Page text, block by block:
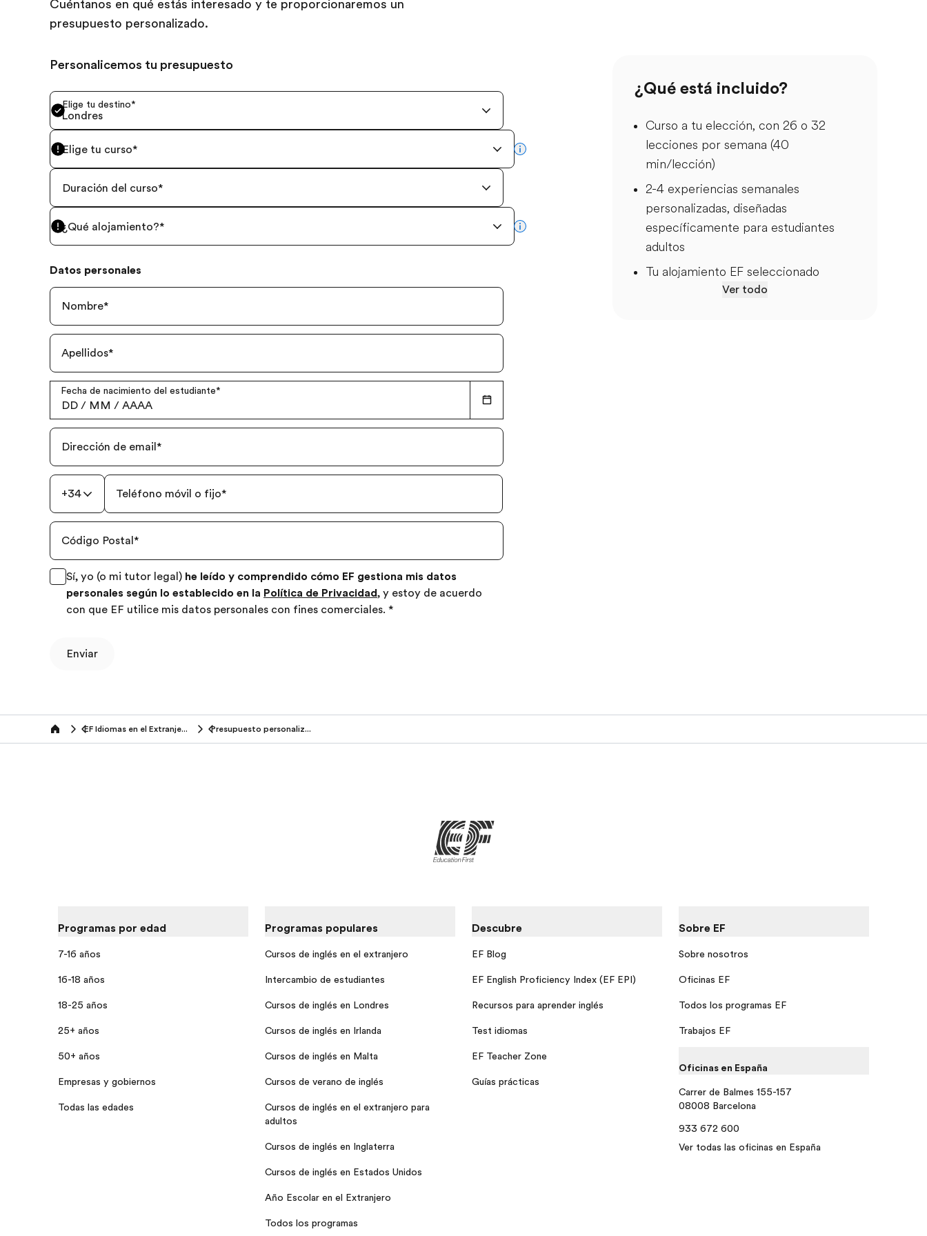
Cuéntanos en qué estás interesado y te proporcionaremos un
presupuesto personalizado.
Personalicemos tu presupuesto
Elige tu destino*
Londres
Elige tu curso* more info
Duración del curso*
¿Qué alojamiento?* more info
Datos personales
Nombre*
Apellidos*
Fecha de nacimiento del estudiante*
DD / MM / AAAA
Dirección de email *
+34 Teléfono móvil o fijo*
Código Postal *
Sí, yo (o mi tutor legal) he leído y comprendido cómo EF gestiona mis datos
personales según lo establecido en la Política de Privacidad, y estoy de acuerdo
con que EF utilice mis datos personales con fines comerciales. *
Enviar
¿Qué está incluido?
Curso a tu elección, con 26 o 32
lecciones por semana (40
min/lección)
2-4 experiencias semanales
personalizadas, diseñadas
específicamente para estudiantes
adultos
Tu alojamiento EF seleccionado
Ver todo
Home EF Idiomas en el Extranjero (50+ años) Presupuesto personalizado
Programas por edad
7-16 años
16-18 años
18-25 años
25+ años
50+ años
Empresas y gobiernos
Todas las edades
Programas populares
Cursos de inglés en el extranjero
Intercambio de estudiantes
Cursos de inglés en Londres
Cursos de inglés en Irlanda
Cursos de inglés en Malta
Cursos de verano de inglés
Cursos de inglés en el extranjero para
adultos
Cursos de inglés en Inglaterra
Cursos de inglés en Estados Unidos
Año Escolar en el Extranjero
Todos los programas
Descubre
EF Blog
EF English Proficiency Index (EF EPI)
Recursos para aprender inglés
Test idiomas
EF Teacher Zone
Guías prácticas
Sobre EF
Sobre nosotros
Oficinas EF
Todos los programas EF
Trabajos EF
Oficinas en España
Carrer de Balmes 155-157
08008 Barcelona
933 672 600
Ver todas las oficinas en España